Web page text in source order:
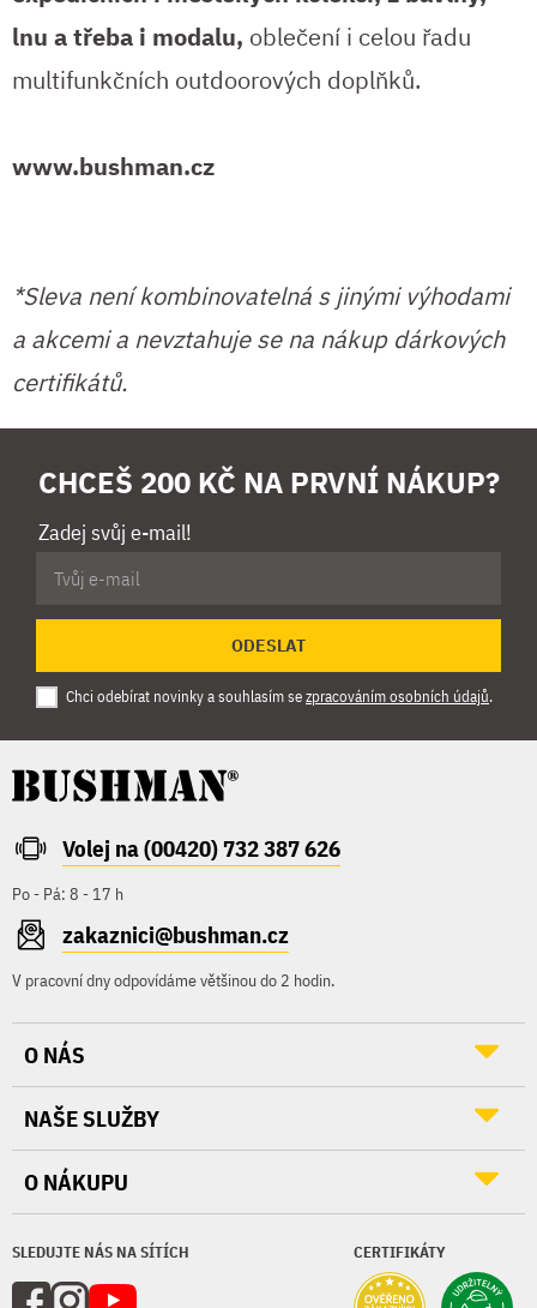
lnu a třeba i modalu, oblečení i celou řadu
multifunkčních outdoorových doplňků.
www.bushman.cz
*Sleva není kombinovatelná s jinými výhodami
a akcemi a nevztahuje se na nákup dárkových
certifikátů.
CHCEŠ 200 KČ NA PRVNÍ NÁKUP?
Zadej svůj e-mail!
ODESLAT
Chci odebírat novinky a souhlasím sezpracováním osobních údajů.
Volej na (00420) 732 387 626
Po - Pá: 8 - 17 h
zakaznici@bushman.cz
V pracovní dny odpovídáme většinou do 2 hodin.
SLEDUJTE NÁS NA SÍTÍCH CERTIFIKÁTY
O NÁS
NAŠE SLUŽBY
O NÁKUPU